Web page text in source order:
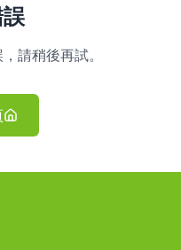
請稍後再試。